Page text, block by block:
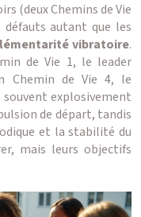
(deux Chemins de Vie
autant que les
vibratoire.
de Vie 1, le leader
Chemin de Vie 4, le
explosivement
de départ, tandis
et la stabilité du
mais leurs objectifs